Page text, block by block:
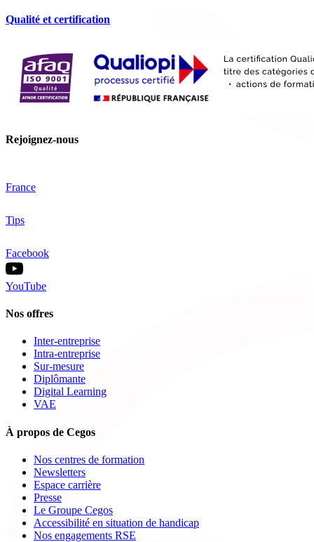
Qualité et certification
Rejoignez-nous
France
Tips
Facebook
YouTube
Nos offres
Inter-entreprise
Intra-entreprise
Sur-mesure
Diplômante
Digital Learning
VAE
À propos de Cegos
Nos centres de formation
Newsletters
Espace carrière
Presse
Le Groupe Cegos
Accessibilité en situation de handicap
Nos engagements RSE